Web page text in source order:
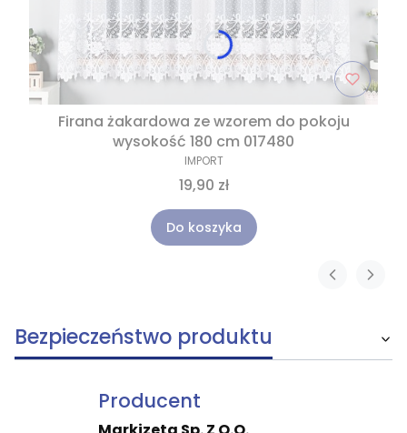
Firana żakardowa ze wzorem do pokoju
wysokość 180 cm 017480
IMPORT
19,90 zł
Do koszyka
Bezpieczeństwo produktu
Producent